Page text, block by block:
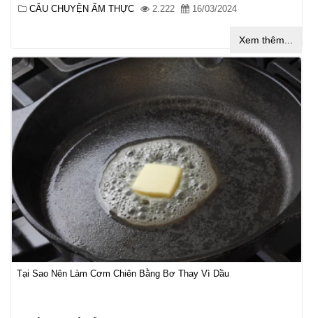
CÂU CHUYỆN ẨM THỰC 2.222 16/03/2024
Xem thêm...
Tại Sao Nên Làm Cơm Chiên Bằng Bơ Thay Vì Dầu